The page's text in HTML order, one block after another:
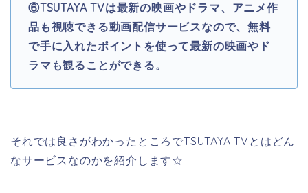
⑥TSUTAYA TVは最新の映画やドラマ、アニメ作
品も視聴できる動画配信サービスなので、無料
で手に入れたポイントを使って最新の映画やド
ラマも観ることができる。
それでは良さがわかったところでTSUTAYA TVとはどん
なサービスなのかを紹介します☆